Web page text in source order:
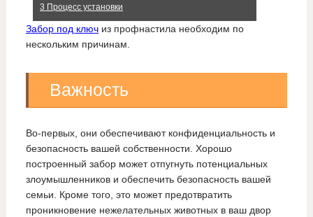
3 Процесс установки
Забор под ключиз профнастила необходим по
нескольким причинам.
Важность
Во-первых, они обеспечивают конфиденциальность и
безопасность вашей собственности. Хорошо
построенный забор может отпугнуть потенциальных
злоумышленников и обеспечить безопасность вашей
семьи. Кроме того, это может предотвратить
проникновение нежелательных животных в ваш двор